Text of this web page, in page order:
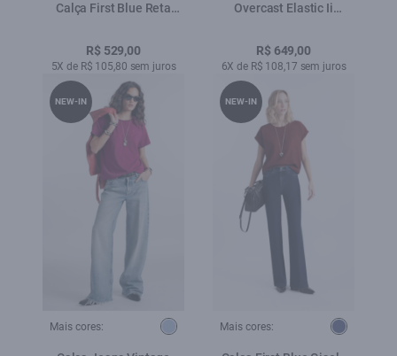
Calça First Blue Reta
R$ 529,00
5X de R$ 105,80 sem juros
Overcast Elastic Ii
Lav.Escuro C/ Used
R$ 649,00
6X de R$ 108,17 sem juros
Mais cores:
NEW-IN
Mais cores:
NEW-IN